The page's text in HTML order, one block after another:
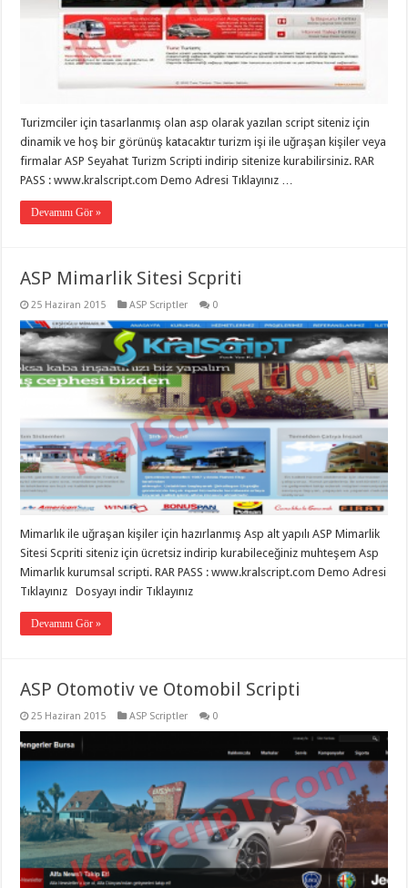
Turizmciler için tasarlanmış olan asp olarak yazılan script siteniz için
dinamik ve hoş bir görünüş katacaktır turizm işi ile uğraşan kişiler veya
firmalar ASP Seyahat Turizm Scripti indirip sitenize kurabilirsiniz. RAR
PASS : www.kralscript.com Demo Adresi Tıklayınız …
Devamını Gör »
ASP Mimarlik Sitesi Scpriti
25 Haziran 2015 ASP Scriptler 0
Mimarlık ile uğraşan kişiler için hazırlanmış Asp alt yapılı ASP Mimarlik
Sitesi Scpriti siteniz için ücretsiz indirip kurabileceğiniz muhteşem Asp
Mimarlık kurumsal scripti. RAR PASS : www.kralscript.com Demo Adresi
Tıklayınız Dosyayı indir Tıklayınız
Devamını Gör »
ASP Otomotiv ve Otomobil Scripti
25 Haziran 2015 ASP Scriptler 0